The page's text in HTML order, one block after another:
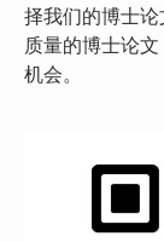
择我们的博士
质量的博士论
机会。